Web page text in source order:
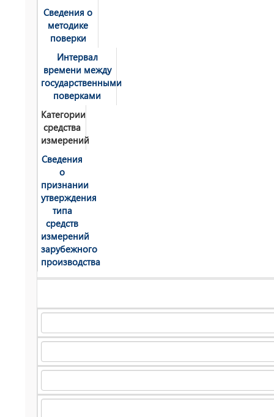
Сведения о
методике
поверки
Интервал
времени между
государственными
поверками
Категории
средства
измерений
Сведения
о
признании
утверждения
типа
средств
измерений
зарубежного
производства